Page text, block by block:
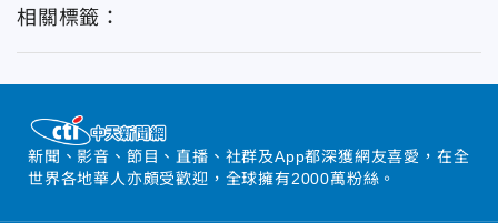
相關標籤：
新聞、影音、節目、直播、社群及App都深獲網友喜愛，在全
世界各地華人亦頗受歡迎，全球擁有2000萬粉絲。